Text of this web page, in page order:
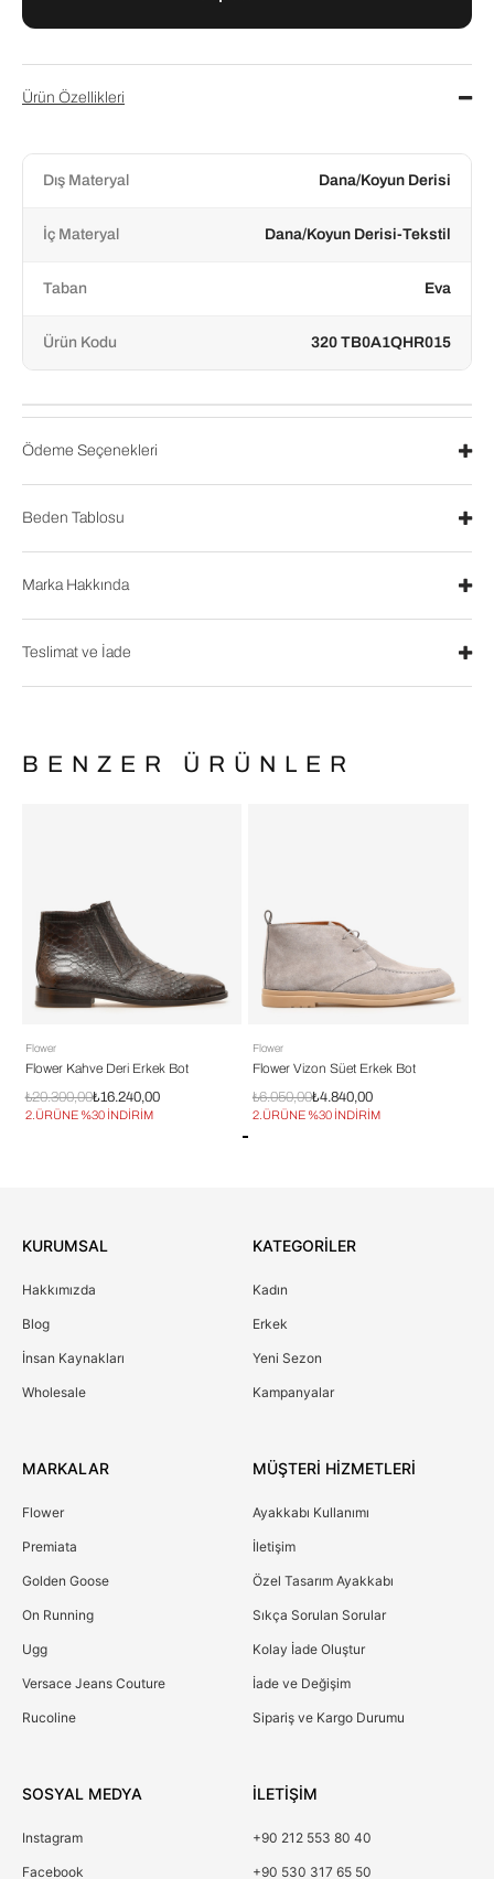
Ürün Özellikleri
Dış Materyal Dana/Koyun Derisi
İç Materyal Dana/Koyun Derisi-Tekstil
Taban Eva
Ürün Kodu 320 TB0A1QHR015
Ödeme Seçenekleri
Beden Tablosu
Marka Hakkında
Teslimat ve İade
BENZER ÜRÜNLER
Flower
Flower Kahve Deri Erkek Bot
₺16.240,00
₺20.300,00
2.ÜRÜNE %30 İNDİRİM
Flower
Flower Vizon Süet Erkek Bot
₺4.840,00
₺6.050,00
2.ÜRÜNE %30 İNDİRİM
KURUMSAL
Hakkımızda
Blog
İnsan Kaynakları
Wholesale
KATEGORİLER
Kadın
Erkek
Yeni Sezon
Kampanyalar
MARKALAR
Flower
Premiata
Golden Goose
On Running
Ugg
Versace Jeans Couture
Rucoline
MÜŞTERİ HİZMETLERİ
Ayakkabı Kullanımı
İletişim
Özel Tasarım Ayakkabı
Sıkça Sorulan Sorular
Kolay İade Oluştur
İade ve Değişim
Sipariş ve Kargo Durumu
SOSYAL MEDYA
Instagram
Facebook
İLETİŞİM
+90 212 553 80 40
+90 530 317 65 50